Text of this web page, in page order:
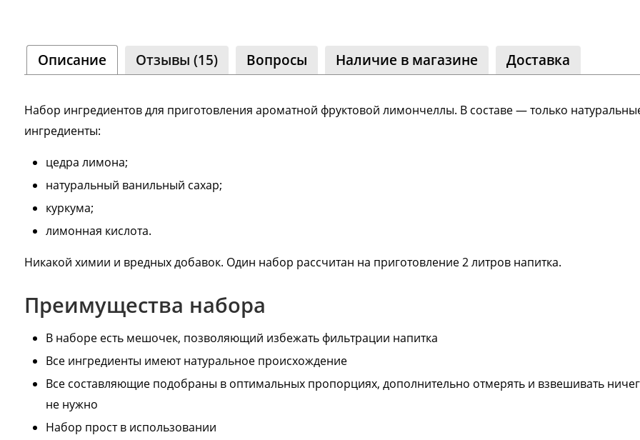
Описание Отзывы (15) Вопросы Наличие в магазине Доставка
Набор ингредиентов для приготовления ароматной фруктовой лимончеллы. В составе — только
ингредиенты:
цедра лимона;
натуральный ванильный сахар;
куркума;
лимонная кислота.
Никакой химии и вредных добавок. Один набор рассчитан на приготовление 2 литров напитка.
Преимущества набора
В наборе есть мешочек, позволяющий избежать фильтрации напитка
Все ингредиенты имеют натуральное происхождение
Все составляющие подобраны в оптимальных пропорциях, дополнительно отмерять и взвешивать
не нужно
Набор прост в использовании